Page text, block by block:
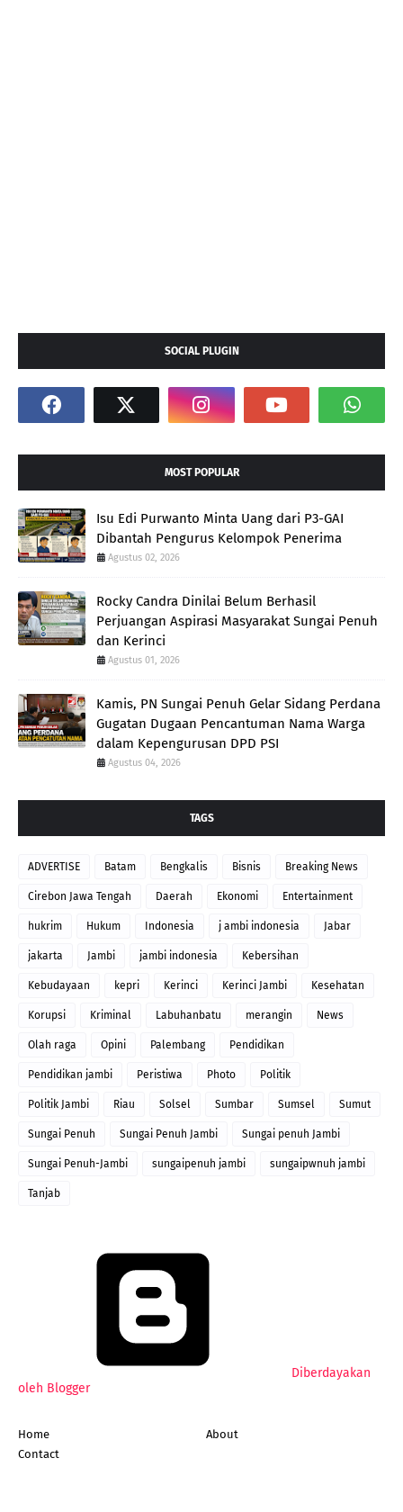
SOCIAL PLUGIN
MOST POPULAR
Isu Edi Purwanto Minta Uang dari P3-GAI
Dibantah Pengurus Kelompok Penerima
Agustus 02, 2026
Rocky Candra Dinilai Belum Berhasil
Perjuangan Aspirasi Masyarakat Sungai Penuh
dan Kerinci
Agustus 01, 2026
Kamis, PN Sungai Penuh Gelar Sidang Perdana
Gugatan Dugaan Pencantuman Nama Warga
dalam Kepengurusan DPD PSI
Agustus 04, 2026
TAGS
ADVERTISE Batam Bengkalis Bisnis Breaking News
Cirebon Jawa Tengah Daerah Ekonomi Entertainment
hukrim Hukum Indonesia j ambi indonesia Jabar
jakarta Jambi jambi indonesia Kebersihan
Kebudayaan kepri Kerinci Kerinci Jambi Kesehatan
Korupsi Kriminal Labuhanbatu merangin News
Olah raga Opini Palembang Pendidikan
Pendidikan jambi Peristiwa Photo Politik
Politik Jambi Riau Solsel Sumbar Sumsel Sumut
Sungai Penuh Sungai Penuh Jambi Sungai penuh Jambi
Sungai Penuh-Jambi sungaipenuh jambi sungaipwnuh jambi
Tanjab
Diberdayakan
oleh Blogger
Home
About
Contact